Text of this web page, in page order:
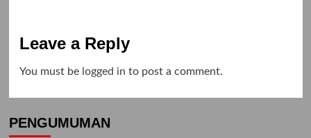
Leave a Reply
You must be logged in to post a comment.
PENGUMUMAN